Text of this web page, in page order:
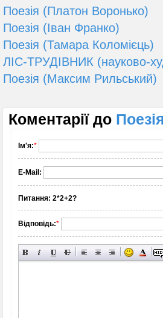
Поезія (Платон Воронько)
Поезія (Іван Франко)
Поезія (Тамара Коломієць)
ЛІС-ТРУДІВНИК (науково-
Поезія (Максим Рильський)
Коментарії до
Ім'я:*
E-Mail:
Питання: 2*2+2?
Відповідь:*